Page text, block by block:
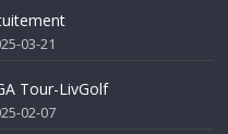
03-21
Tour-LivGolf
02-07